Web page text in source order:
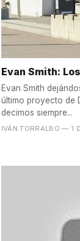
Evan Smith:
Evan Smith
último proyecto de
decimos siempre...
IVÁN TORRALBO — 1